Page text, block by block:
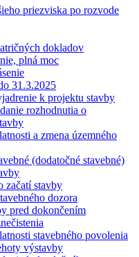
priezviska po rozvode
dokladov
plná moc
31.3.2025
k projektu stavby
rozhodnutia o
a zmena územného
(dodatočné stavebné)
začatí stavby
dozora
pred dokončením
stavebného povolenia
výstavby